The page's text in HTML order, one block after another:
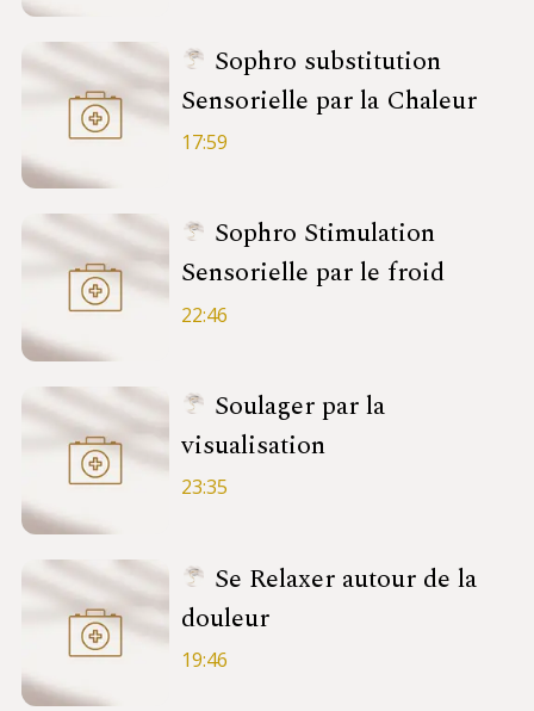
Sophro substitution
Sensorielle par la Chaleur
17:59
Sophro Stimulation
Sensorielle par le froid
22:46
Soulager par la
visualisation
23:35
Se Relaxer autour de la
douleur
19:46